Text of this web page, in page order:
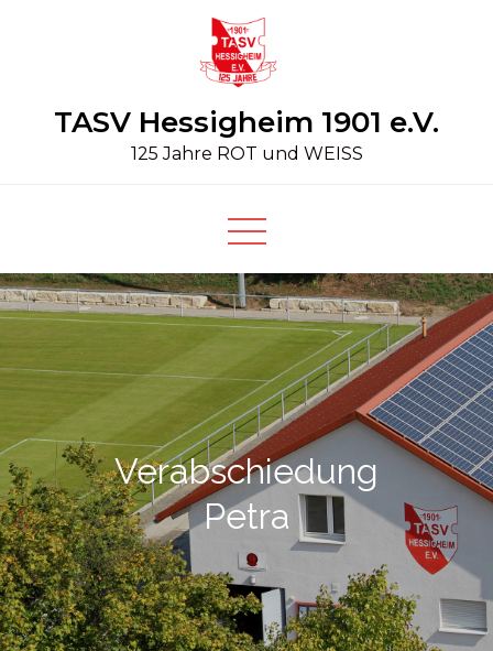
TASV Hessigheim 1901 e.V.
125 Jahre ROT und WEISS
Verabschiedung
Petra